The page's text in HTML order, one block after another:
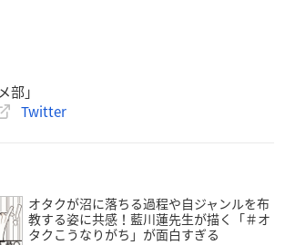
部」
Twitter
オタクが沼に落ちる過程や自ジャンルを布
教する姿に共感！藍川蓮先生が描く「＃オ
タクこうなりがち」が面白すぎる